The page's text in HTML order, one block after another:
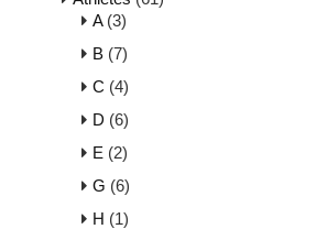
A(3)
B (7)
C (4)
D (6)
E (2)
G (6)
H (1)